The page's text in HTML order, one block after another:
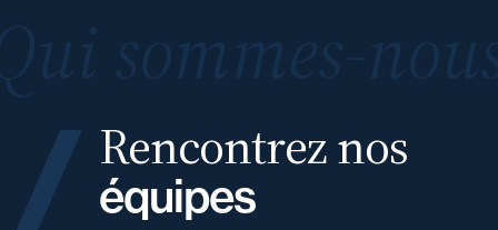
Rencontrez nos
équipes